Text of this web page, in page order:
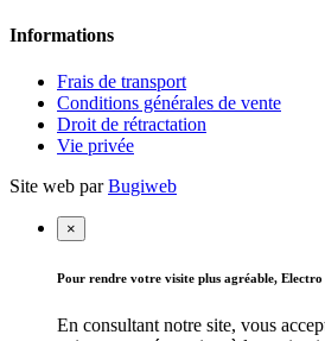
Informations
Frais de transport
Conditions générales de vente
Droit de rétractation
Vie privée
Site web parBugiweb
×
Pour rendre votre visite plus agréable, Electro
En consultant notre site, vous